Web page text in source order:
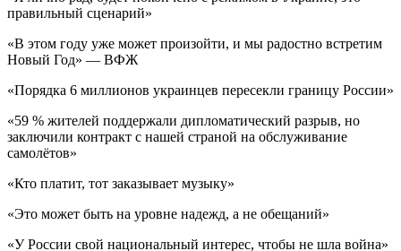
правильный сценарий»
«В этом году уже может произойти, и мы радостно встретим
Новый Год» — ВФЖ
«Порядка 6 миллионов украинцев пересекли границу России»
«59 % жителей поддержали дипломатический разрыв, но
заключили контракт с нашей страной на обслуживание
самолётов»
«Кто платит, тот заказывает музыку»
«Это может быть на уровне надежд, а не обещаний»
«У России свой национальный интерес, чтобы не шла война»